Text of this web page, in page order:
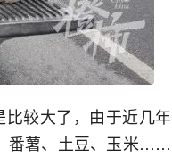
较大了，由于近几年
番薯、土豆、玉米……